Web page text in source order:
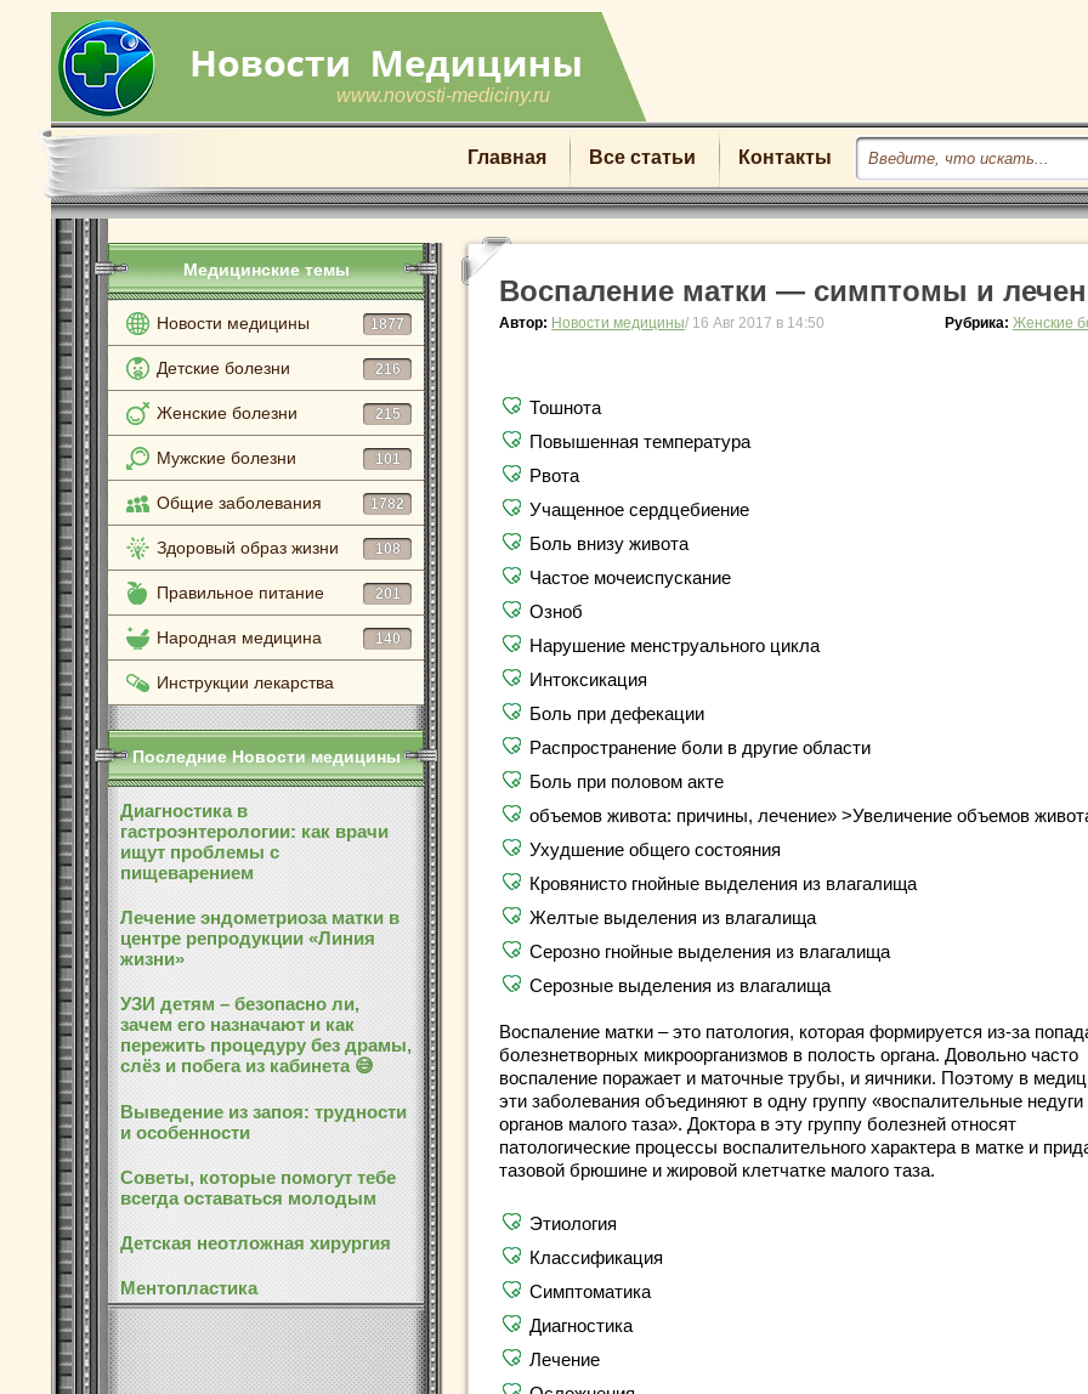
www.novosti-mediciny.ru
Главная Все статьи Контакты
Медицинские темы
Новости медицины 1877
Детские болезни 216
Женские болезни 215
Мужские болезни 101
Общие заболевания 1782
Здоровый образ жизни 108
Правильное питание 201
Народная медицина 140
Инструкции лекарства
Последние Новости медицины
Диагностика в
гастроэнтерологии: как врачи
ищут проблемы с
пищеварением
Лечение эндометриоза матки в
центре репродукции «Линия
жизни»
УЗИ детям – безопасно ли,
зачем его назначают и как
пережить процедуру без драмы,
слёз и побега из кабинета 😅
Выведение из запоя: трудности
и особенности
Советы, которые помогут тебе
всегда оставаться молодым
Детская неотложная хирургия
Ментопластика
Воспаление матки — симптомы и
Автор: Новости медицины/ 16 Авг 2017 в 14:50 Рубрика: Женские
Тошнота
Повышенная температура
Рвота
Учащенное сердцебиение
Боль внизу живота
Частое мочеиспускание
Озноб
Нарушение менструального цикла
Интоксикация
Боль при дефекации
Распространение боли в другие области
Боль при половом акте
объемов живота: причины, лечение» >Увеличение объемов
Ухудшение общего состояния
Кровянисто гнойные выделения из влагалища
Желтые выделения из влагалища
Серозно гнойные выделения из влагалища
Серозные выделения из влагалища
Воспаление матки – это патология, которая формируется из-за
болезнетворных микроорганизмов в полость органа. Довольно часто
воспаление поражает и маточные трубы, и яичники. Поэтому в
эти заболевания объединяют в одну группу «воспалительные недуги
органов малого таза». Доктора в эту группу болезней относят
патологические процессы воспалительного характера в матке и
тазовой брюшине и жировой клетчатке малого таза.
Этиология
Классификация
Симптоматика
Диагностика
Лечение